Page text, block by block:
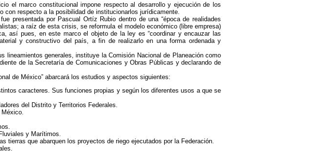
el marco constitucional impone respecto al desarrollo y ejecución de los
respecto a la posibilidad de institucionarlos jurídicamente.
presentada por Pascual Ortíz Rubio dentro de una “época de realidades
a raíz de esta crisis, se reformula el modelo económico (libre empresa)
así pues, en este marco el objeto de la ley es “coordinar y encauzar las
y constructivo del país, a fin de realizarlo en una forma ordenada y
lineamientos generales, instituye la Comisión Nacional de Planeación como
de la Secretaría de Comunicaciones y Obras Públicas y declarando de
de México” abarcará los estudios y aspectos siguientes:
caracteres. Sus funciones propias y según los diferentes usos a que se
del Distrito y Territorios Federales.
y Marítimos.
tierras que abarquen los proyectos de riego ejecutados por la Federación.